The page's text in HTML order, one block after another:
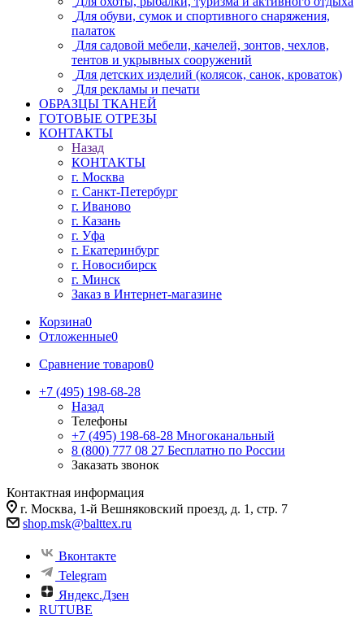
Для обуви, сумок и спортивного снаряжения,
палаток
Для садовой мебели, качелей, зонтов, чехлов,
тентов и укрывных сооружений
Для детских изделий (колясок, санок, кроваток)
Для рекламы и печати
ОБРАЗЦЫ ТКАНЕЙ
ГОТОВЫЕ ОТРЕЗЫ
КОНТАКТЫ
Назад
КОНТАКТЫ
г. Москва
г. Санкт-Петербург
г. Иваново
г. Казань
г. Уфа
г. Екатеринбург
г. Новосибирск
г. Минск
Заказ в Интернет-магазине
Корзина0
Отложенные0
Сравнение товаров0
+7 (495) 198-68-28
Назад
Телефоны
+7 (495) 198-68-28 Многоканальный
8 (800) 777 08 27 Бесплатно по России
Заказать звонок
Контактная информация
г. Москва, 1-й Вешняковский проезд, д. 1, стр. 7
shop.msk@balttex.ru
Вконтакте
Telegram
Яндекс.Дзен
RUTUBE